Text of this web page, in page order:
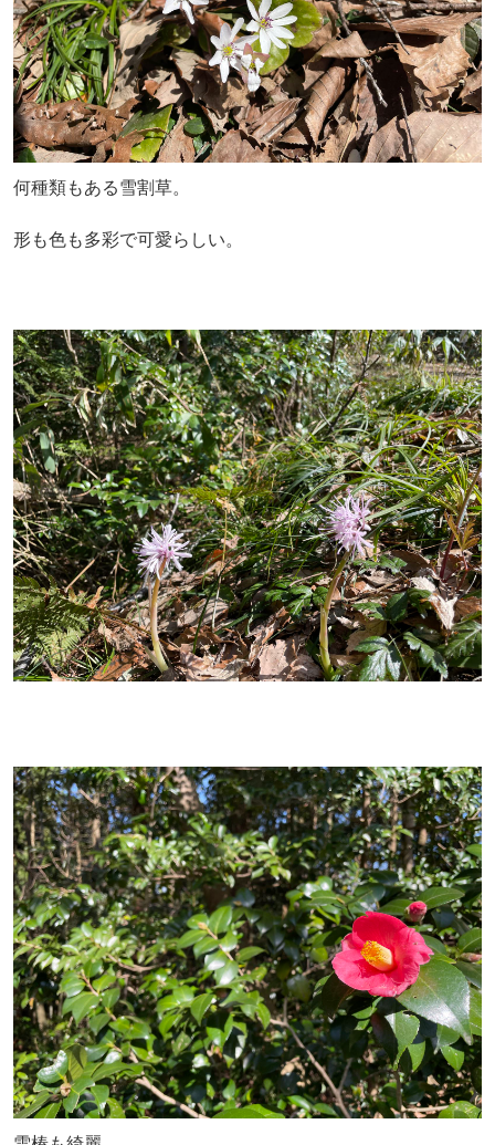
何種類もある雪割草。
形も色も多彩で可愛らしい。